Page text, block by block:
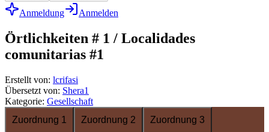
Anmeldung Anmelden
Örtlichkeiten # 1 / Localidades
comunitarias #1
Erstellt von: lcrifasi
Übersetzt von: Shera1
Kategorie: Gesellschaft
Zuordnung 1
Zuordnung 2 Zuordnung 3